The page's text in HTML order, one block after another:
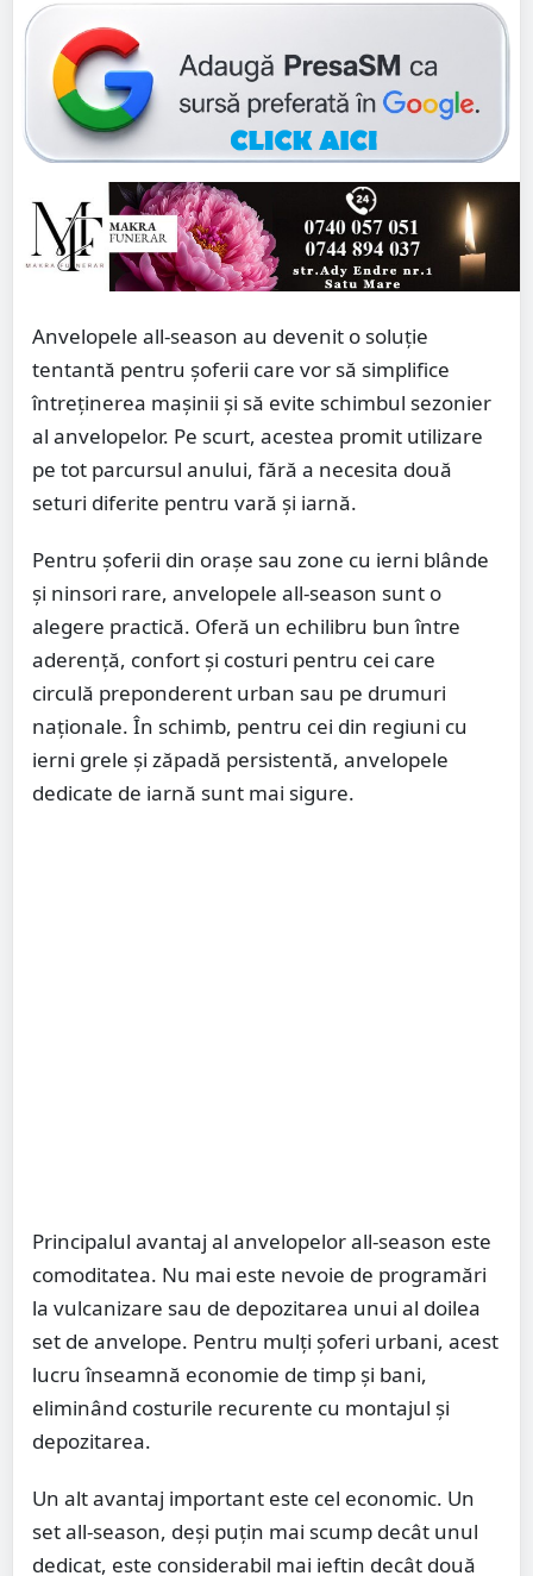
Anvelopele all-season au devenit o soluție
tentantă pentru șoferii care vor să simplifice
întreținerea mașinii și să evite schimbul sezonier
al anvelopelor. Pe scurt, acestea promit utilizare
pe tot parcursul anului, fără a necesita două
seturi diferite pentru vară și iarnă.
Pentru șoferii din orașe sau zone cu ierni blânde
și ninsori rare, anvelopele all-season sunt o
alegere practică. Oferă un echilibru bun între
aderență, confort și costuri pentru cei care
circulă preponderent urban sau pe drumuri
naționale. În schimb, pentru cei din regiuni cu
ierni grele și zăpadă persistentă, anvelopele
dedicate de iarnă sunt mai sigure.
Principalul avantaj al anvelopelor all-season este
comoditatea. Nu mai este nevoie de programări
la vulcanizare sau de depozitarea unui al doilea
set de anvelope. Pentru mulți șoferi urbani, acest
lucru înseamnă economie de timp și bani,
eliminând costurile recurente cu montajul și
depozitarea.
Un alt avantaj important este cel economic. Un
set all-season, deși puțin mai scump decât unul
dedicat, este considerabil mai ieftin decât două